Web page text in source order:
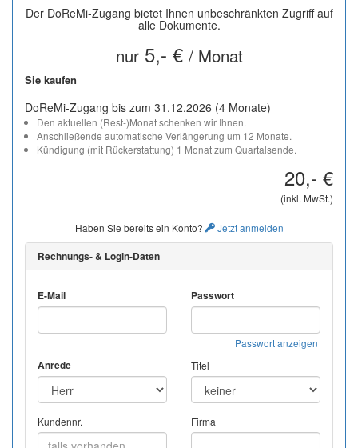
Der DoReMi-Zugang bietet Ihnen unbeschränkten Zugriff auf
alle Dokumente.
nur5,- € / Monat
Sie kaufen
DoReMi-Zugang bis zum 31.12.2026 (4 Monate)
Den aktuellen (Rest-)Monat schenken wir Ihnen.
Anschließende automatische Verlängerung um 12 Monate.
Kündigung (mit Rückerstattung) 1 Monat zum Quartalsende.
20,- €
(inkl. MwSt.)
Haben Sie bereits ein Konto? Jetzt anmelden
Rechnungs- & Login-Daten
E-Mail Passwort
Passwort anzeigen
Anrede Titel
Kundennr. Firma